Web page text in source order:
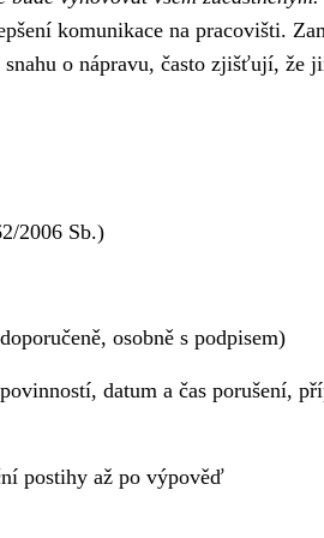
komunikace na pracovišti.
o nápravu, často zjišťují, že
2006 Sb.)
osobně s podpisem)
datum a čas porušení,
postihy až po výpověď